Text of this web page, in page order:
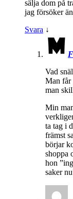
sälja dom på
jag försöker
Svara ↓
Vad
Man får
man
Min
ta tag i
främst
börjar
shoppa
hon
saker